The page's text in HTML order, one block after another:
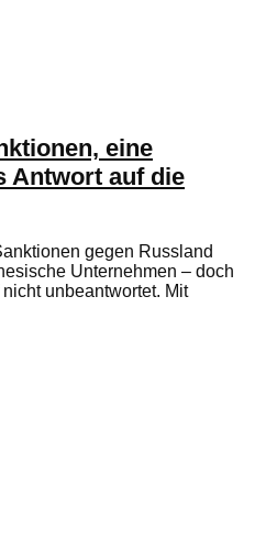
eine
Antwort auf die
gegen Russland
Unternehmen – doch
unbeantwortet. Mit